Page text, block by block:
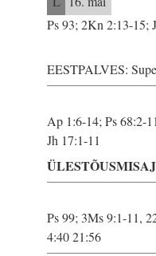
Ps 93; 2Kn 2:13-15;
EESTPALVES:
Ap 1:6-14; Ps 68:2-
Jh 17:1-11
Ps 99; 3Ms 9:1-11,
4:40 21:56